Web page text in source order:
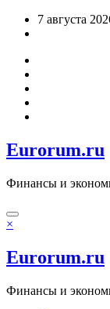
Перейти7 августа
Eurorum.ru
Финансы и
×
Eurorum.ru
Финансы и